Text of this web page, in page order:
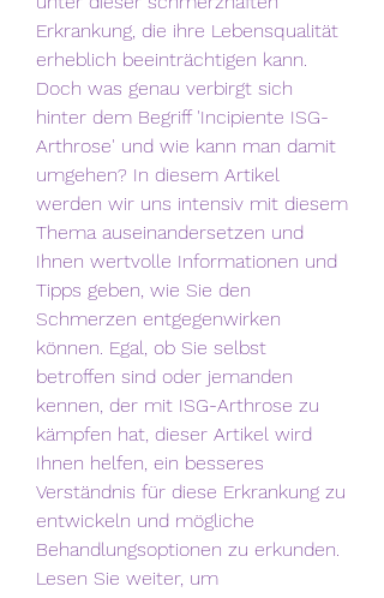
Erkrankung, die ihre Lebensqualität
erheblich beeinträchtigen kann.
Doch was genau verbirgt sich
hinter dem Begriff 'Incipiente ISG-
Arthrose' und wie kann man damit
umgehen? In diesem Artikel
werden wir uns intensiv mit diesem
Thema auseinandersetzen und
Ihnen wertvolle Informationen und
Tipps geben, wie Sie den
Schmerzen entgegenwirken
können. Egal, ob Sie selbst
betroffen sind oder jemanden
kennen, der mit ISG-Arthrose zu
kämpfen hat, dieser Artikel wird
Ihnen helfen, ein besseres
Verständnis für diese Erkrankung zu
entwickeln und mögliche
Behandlungsoptionen zu erkunden.
Lesen Sie weiter, um